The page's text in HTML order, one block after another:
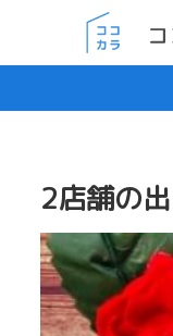
2店舗の